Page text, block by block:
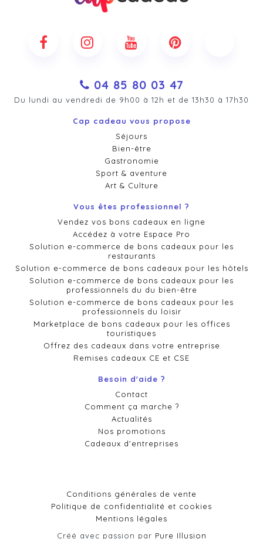
04 85 80 03 47
Du lundi au vendredi de 9h00 à 12h et de 13h30 à 17h30
Cap cadeau vous propose
Séjours
Bien-être
Gastronomie
Sport & aventure
Art & Culture
Vous êtes professionnel ?
Vendez vos bons cadeaux en ligne
Accédez à votre Espace Pro
Solution e-commerce de bons cadeaux pour les
restaurants
Solution e-commerce de bons cadeaux pour les hôtels
Solution e-commerce de bons cadeaux pour les
professionnels du du bien-être
Solution e-commerce de bons cadeaux pour les
professionnels du loisir
Marketplace de bons cadeaux pour les offices
touristiques
Offrez des cadeaux dans votre entreprise
Remises cadeaux CE et CSE
Besoin d'aide ?
Contact
Comment ça marche ?
Actualités
Nos promotions
Cadeaux d'entreprises
Conditions générales de vente
Politique de confidentialité et cookies
Mentions légales
Créé avec passion par Pure Illusion